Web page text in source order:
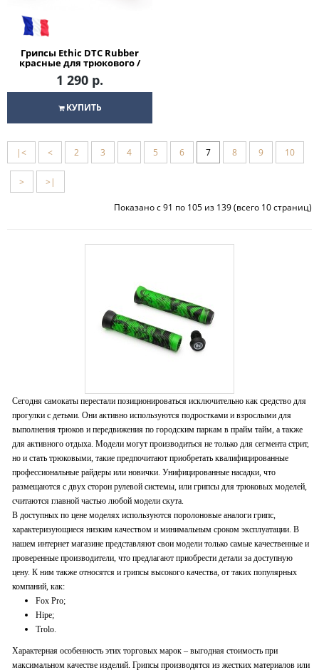
Грипсы Ethic DTC Rubber
красные для трюкового /
городского / детского
самоката
1 290 р.
КУПИТЬ
|< < 2 3 4 5 6 7 8 9 10
> >|
Показано с 91 по 105 из 139 (всего 10 страниц)
Сегодня самокаты перестали позиционироваться исключительно как средство для
прогулки с детьми. Они активно используются подростками и взрослыми для
выполнения трюков и передвижения по городским паркам в прайм тайм, а также
для активного отдыха. Модели могут производиться не только для сегмента стрит,
но и стать трюковыми, такие предпочитают приобретать квалифицированные
профессиональные райдеры или новички. Унифицированные насадки, что
размещаются с двух сторон рулевой системы, или грипсы для трюковых моделей,
считаются главной частью любой модели скута.
В доступных по цене моделях используются поролоновые аналоги грипс,
характеризующиеся низким качеством и минимальным сроком эксплуатации. В
нашем интернет магазине представляют свои модели только самые качественные и
проверенные производители, что предлагают приобрести детали за доступную
цену. К ним также относятся и грипсы высокого качества, от таких популярных
компаний, как:
Fox Pro;
Hipe;
Trolo.
Характерная особенность этих торговых марок – выгодная стоимость при
максимальном качестве изделий. Грипсы производятся из жестких материалов или